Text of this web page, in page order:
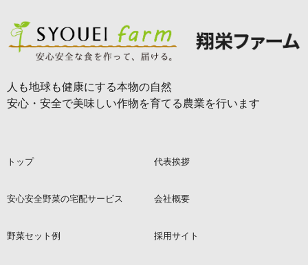
人も地球も健康にする本物の自然
安心・安全で美味しい作物を育てる農業を行います
トップ 代表挨拶
安心安全野菜の宅配サービス 会社概要
野菜セット例 採用サイト